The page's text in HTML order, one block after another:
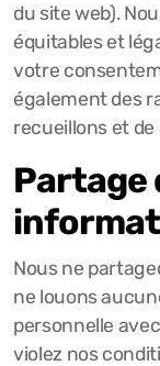
du site web).
équitables et
votre
également des
recueillons et
Partage
Nous ne
ne louons
personnelle
violez nos